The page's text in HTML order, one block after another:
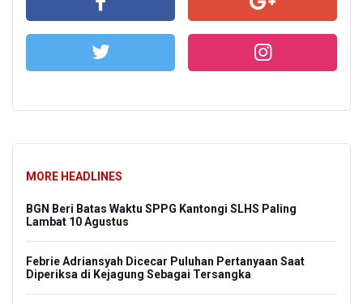
MORE HEADLINES
BGN Beri Batas Waktu SPPG Kantongi SLHS Paling
Lambat 10 Agustus
Febrie Adriansyah Dicecar Puluhan Pertanyaan Saat
Diperiksa di Kejagung Sebagai Tersangka